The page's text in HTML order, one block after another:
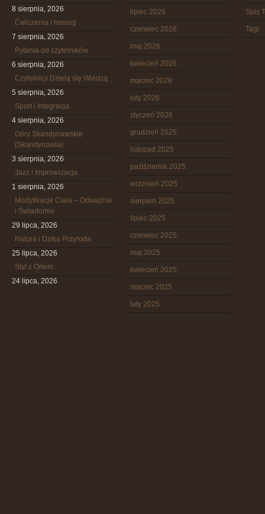
8 sierpnia, 2026
Ćwiczenia i trening
7 sierpnia, 2026
Pytania od czytelników
6 sierpnia, 2026
Czytelnicy Dzielą się Wiedzą
5 sierpnia, 2026
Sport i Integracja
4 sierpnia, 2026
Góry Skandynawskie
(Skandynawia)
3 sierpnia, 2026
Jazz i Improwizacja
1 sierpnia, 2026
Modyfikacje Ciała – Odważnie
i Świadomie
29 lipca, 2026
Natura i Dzika Przyroda
25 lipca, 2026
Styl z Orłem
24 lipca, 2026
lipiec 2026
czerwiec 2026
maj 2026
kwiecień 2026
marzec 2026
luty 2026
styczeń 2026
grudzień 2025
listopad 2025
październik 2025
wrzesień 2025
sierpień 2025
lipiec 2025
czerwiec 2025
maj 2025
kwiecień 2025
marzec 2025
luty 2025
Spis
Tagi